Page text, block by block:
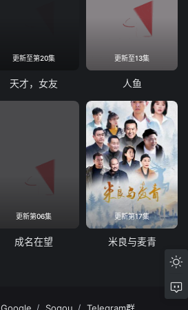
更新至第20集
天才，女友
更新至13集
人鱼
更新第06集
成名在望
更新第17集
米良与麦青